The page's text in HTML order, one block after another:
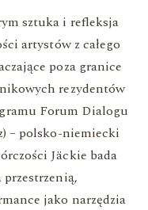
sztuka i refleksja
artystów z całego
poza granice
rezydentów
Forum Dialogu
– polsko-niemiecki
Jäckie bada
przestrzenią,
jako narzędzia